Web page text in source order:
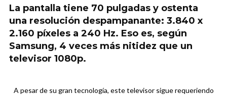
La pantalla tiene 70 pulgadas y ostenta
una resolución despampanante: 3.840 x
2.160 píxeles a 240 Hz. Eso es, según
Samsung, 4 veces más nitidez que un
televisor 1080p.
A pesar de su gran tecnología, este televisor sigue requeriendo